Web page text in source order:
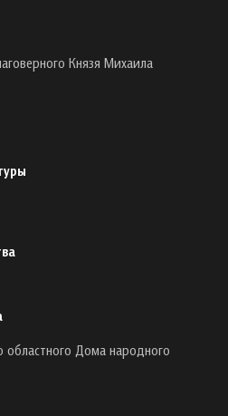
Князя Михаила
областного Дома народного